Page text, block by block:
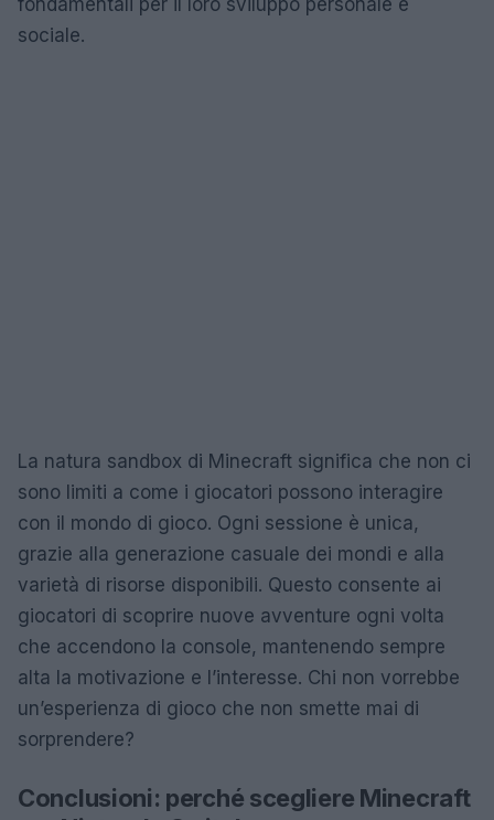
fondamentali per il loro sviluppo personale e
sociale.
La natura sandbox di Minecraft significa che non ci
sono limiti a come i giocatori possono interagire
con il mondo di gioco. Ogni sessione è unica,
grazie alla generazione casuale dei mondi e alla
varietà di risorse disponibili. Questo consente ai
giocatori di scoprire nuove avventure ogni volta
che accendono la console, mantenendo sempre
alta la motivazione e l’interesse. Chi non vorrebbe
un’esperienza di gioco che non smette mai di
sorprendere?
Conclusioni: perché scegliere Minecraft